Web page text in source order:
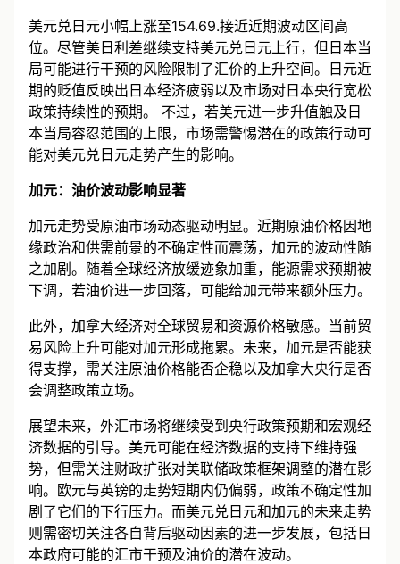
美元兑日元小幅上涨至154.69.接近近期波动区间高
位。尽管美日利差继续支持美元兑日元上行，但日本当
局可能进行干预的风险限制了汇价的上升空间。日元近
期的贬值反映出日本经济疲弱以及市场对日本央行宽松
政策持续性的预期。 不过，若美元进一步升值触及日
本当局容忍范围的上限，市场需警惕潜在的政策行动可
能对美元兑日元走势产生的影响。
加元：油价波动影响显著
加元走势受原油市场动态驱动明显。近期原油价格因地
缘政治和供需前景的不确定性而震荡，加元的波动性随
之加剧。随着全球经济放缓迹象加重，能源需求预期被
下调，若油价进一步回落，可能给加元带来额外压力。
此外，加拿大经济对全球贸易和资源价格敏感。当前贸
易风险上升可能对加元形成拖累。未来，加元是否能获
得支撑，需关注原油价格能否企稳以及加拿大央行是否
会调整政策立场。
展望未来，外汇市场将继续受到央行政策预期和宏观经
济数据的引导。美元可能在经济数据的支持下维持强
势，但需关注财政扩张对美联储政策框架调整的潜在影
响。欧元与英镑的走势短期内仍偏弱，政策不确定性加
剧了它们的下行压力。而美元兑日元和加元的未来走势
则需密切关注各自背后驱动因素的进一步发展，包括日
本政府可能的汇市干预及油价的潜在波动。